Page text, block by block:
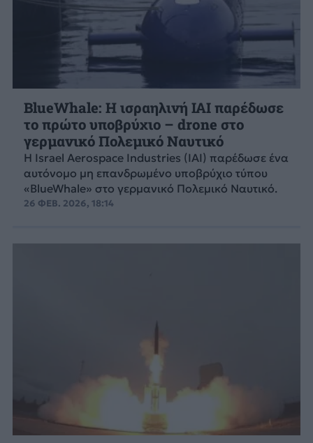
BlueWhale: Η ισραηλινή IAI παρέδωσε
το πρώτο υποβρύχιο – drone στο
γερμανικό Πολεμικό Ναυτικό
Η Israel Aerospace Industries (IAI) παρέδωσε ένα
αυτόνομο μη επανδρωμένο υποβρύχιο τύπου
«BlueWhale» στο γερμανικό Πολεμικό Ναυτικό.
26 ΦΕΒ. 2026, 18:14